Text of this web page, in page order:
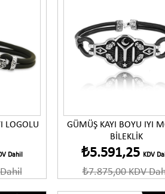
LOGOLU
Dahil
GÜMÜŞ KAYI BOYU IYI
BİLEKLİK
₺5.591,25 KDV
₺7.875,00KDV